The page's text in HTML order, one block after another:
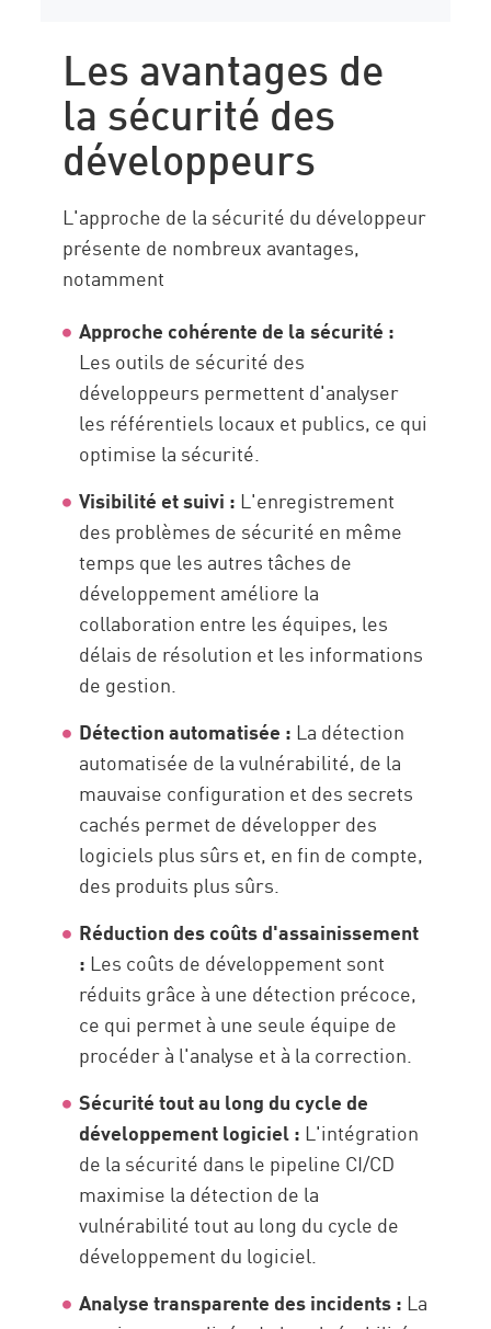
Les avantages de
la sécurité des
développeurs
L'approche de la sécurité du développeur
présente de nombreux avantages,
notamment
Approche cohérente de la sécurité :
Les outils de sécurité des
développeurs permettent d'analyser
les référentiels locaux et publics, ce qui
optimise la sécurité.
Visibilité et suivi : L'enregistrement
des problèmes de sécurité en même
temps que les autres tâches de
développement améliore la
collaboration entre les équipes, les
délais de résolution et les informations
de gestion.
Détection automatisée : La détection
automatisée de la vulnérabilité, de la
mauvaise configuration et des secrets
cachés permet de développer des
logiciels plus sûrs et, en fin de compte,
des produits plus sûrs.
Réduction des coûts d'assainissement
: Les coûts de développement sont
réduits grâce à une détection précoce,
ce qui permet à une seule équipe de
procéder à l'analyse et à la correction.
Sécurité tout au long du cycle de
développement logiciel : L'intégration
de la sécurité dans le pipeline CI/CD
maximise la détection de la
vulnérabilité tout au long du cycle de
développement du logiciel.
Analyse transparente des incidents : La